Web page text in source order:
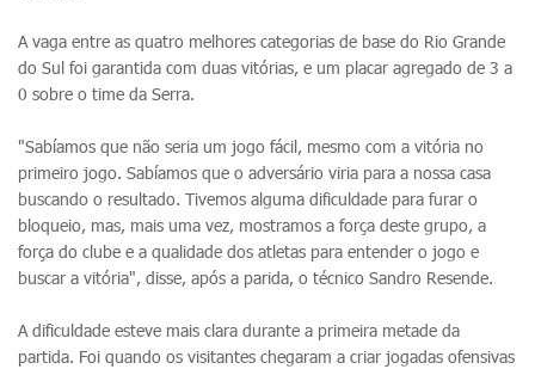
A vaga entre as quatro melhores categorias de base do Rio Grande
do Sul foi garantida com duas vitórias, e um placar agregado de 3 a
0 sobre o time da Serra.
"Sabíamos que não seria um jogo fácil, mesmo com a vitória no
primeiro jogo. Sabíamos que o adversário viria para a nossa casa
buscando o resultado. Tivemos alguma dificuldade para furar o
bloqueio, mas, mais uma vez, mostramos a força deste grupo, a
força do clube e a qualidade dos atletas para entender o jogo e
buscar a vitória", disse, após a parida, o técnico Sandro Resende.
A dificuldade esteve mais clara durante a primeira metade da
partida. Foi quando os visitantes chegaram a criar jogadas ofensivas